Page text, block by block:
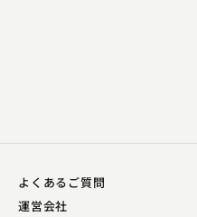
よくあるご質問
運営会社